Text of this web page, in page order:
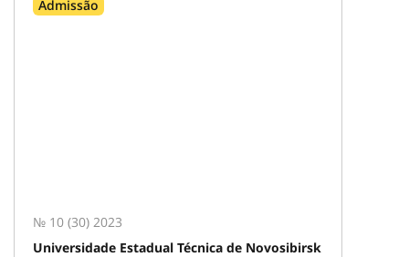
Admissão
№ 10 (30) 2023
Universidade Estadual Técnica de Novosibirsk